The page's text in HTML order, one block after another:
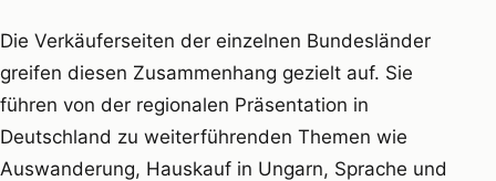
Die Verkäuferseiten der einzelnen Bundesländer
greifen diesen Zusammenhang gezielt auf. Sie
führen von der regionalen Präsentation in
Deutschland zu weiterführenden Themen wie
Auswanderung, Hauskauf in Ungarn, Sprache und